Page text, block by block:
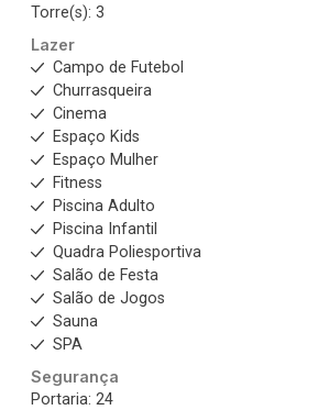
Torre(s): 3
Lazer
Campo de Futebol
Churrasqueira
Cinema
Espaço Kids
Espaço Mulher
Fitness
Piscina Adulto
Piscina Infantil
Quadra Poliesportiva
Salão de Festa
Salão de Jogos
Sauna
SPA
Segurança
Portaria: 24